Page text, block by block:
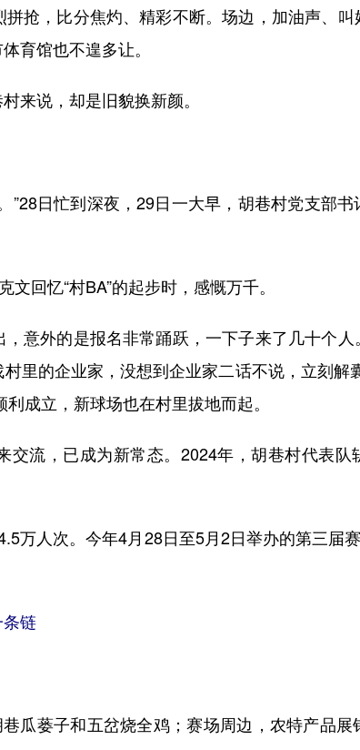
，比分焦灼、精彩不断。场边，加油声、叫
育馆也不遑多让。
说，却是旧貌换新颜。
日忙到深夜，29日一大早，胡巷村党支部书
回忆“村BA”的起步时，感慨万千。
外的是报名非常踊跃，一下子来了几十个人
里的企业家，没想到企业家二话不说，立刻解
成立，新球场也在村里拔地而起。
，已成为新常态。2024年，胡巷村代表队
人次。今年4月28日至5月2日举办的第三届
链
蒌子和五岔烧全鸡；赛场周边，农特产品展